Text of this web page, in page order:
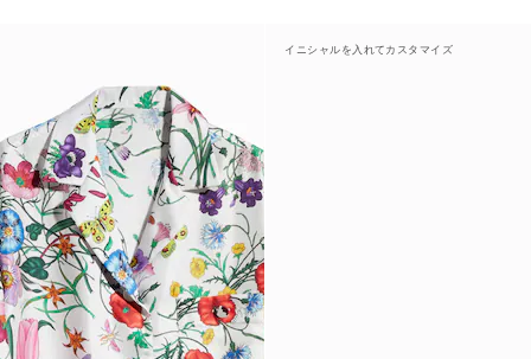
イニシャルを入れてカスタマイズ